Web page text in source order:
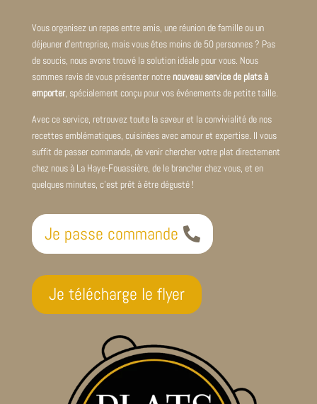
Vous organisez un repas entre amis, une réunion de famille ou un
déjeuner d’entreprise, mais vous êtes moins de 50 personnes ? Pas
de soucis, nous avons trouvé la solution idéale pour vous. Nous
sommes ravis de vous présenter notre nouveau service de plats à
emporter, spécialement conçu pour vos événements de petite taille.
Avec ce service, retrouvez toute la saveur et la convivialité de nos
recettes emblématiques, cuisinées avec amour et expertise. Il vous
suffit de passer commande, de venir chercher votre plat directement
chez nous à La Haye-Fouassière, de le brancher chez vous, et en
quelques minutes, c’est prêt à être dégusté !
Je passe commande
Je télécharge le flyer